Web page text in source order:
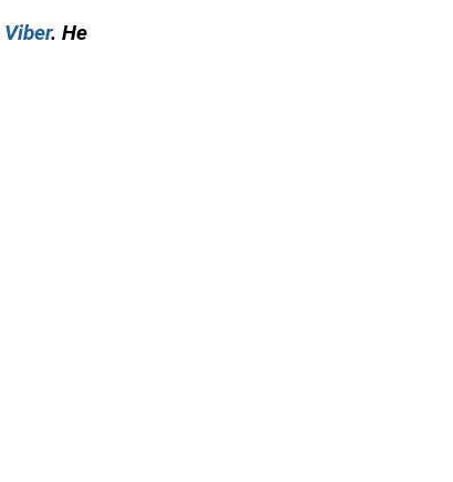
Viber. Не